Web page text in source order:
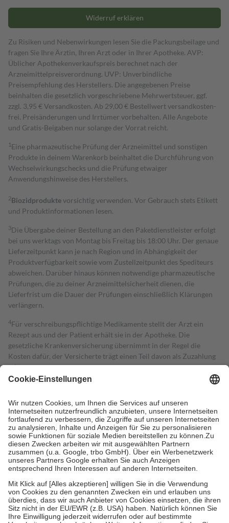
Widerruf erklären
Zu Risiken und Nebenwirkungen lesen Sie die Packungsbeilage und
fragen Sie Ihre Ärztin, Ihren Arzt oder in Ihrer Apotheke. AVP:
Üblicher Apothekenverkaufspreis berechnet nach der
Arzneimittelpreisverordnung. UVP: Unverbindliche
Preisempfehlung des Herstellers. Die angegebenen Preise
beinhalten die gesetzlich vorgeschriebene Mehrwertsteuer, ggf.
zzgl. 3,95 € Versandkosten. Ab 29,00 € Bestell­wert versand­kosten­
frei. Preisänderungen und Irrtümer vorbehalten. Alle Angebote
und Gratis-Beigaben nur solange der Vorrat reicht.
1 Eine pharmazeutische Prüfung der Arzneimittel und sonstigen
Produkte in deinem Warenkorb beinhaltet die Durchführung von
Wechselwirkungschecks und die Prüfung etwaiger
Anwendungshinweise des Herstellers.
2Biozidproduktevorsichtig verwenden. Vor Gebrauch stets Etikett
und Produktinformationen lesen.
3Die Übergabe deiner Bestellung an den Paketdienstleister erfolgt
bei uns werktags von Montag bis Freitag bis 18:00 Uhr. Der genaue
Lieferzeitpunkt kann je nach Region und in Abhängigkeit der
Produktverfügbarkeit sowie vom Zustellzeitpunkt des Spediteurs
abweichen. Darüber hinaus können notwendige pharmazeutische
Prüfungen, die zu deiner Arzneimittelsicherheit dienen, die
Lieferfrist um die Dauer der Prüfungen einschließlich Klärungen
verlängern.
4Für verschreibungspflichtige Medikamente stellt der Arzt ein
Rezept aus und der Patient erhält sie in der Apotheke. Die
gesetzliche Krankenversicherung übernimmt in der Regel die
Kosten dafür, der Versicherte trägt einen Teil davon als Zuzahlung
mit.
Grundsätzlich leisten Mitglieder Zuzahlungen in Höhe von zehn
höchstens zehn Euro.
Es sind jedoch nie mehr als die tatsächlichen
Kosten der Leistung zu entrichten.
Diese Regeln gelten grundsätzlich auch für Online-Apotheken.
Bei Heilmitteln und häuslicher Krankenpflege beträgt die
Zuzahlung zehn Prozent der Kosten sowie zehn Euro je
Verordnung.
Um das Engagement der Versicherten für ihre eigene Gesundheit zu
stärken und die besondere Stellung der Familie zu unterstützen,
fallenkeine Zuzahlungenan bei:
• Kindern und Jugendlichen bis zum vollendeten 18. Lebensjahr
mit Ausnahme der Fahrkosten
• Untersuchungen zur Vorsorge und Früherkennung, die von der